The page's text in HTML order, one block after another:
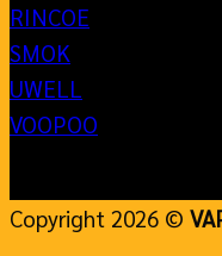
RINCOE
SMOK
UWELL
VOOPOO
Copyright 2026 ©